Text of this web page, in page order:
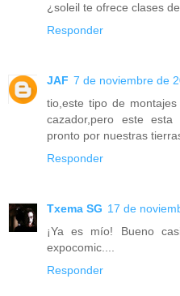
¿soleil te ofrece clases
Responder
JAF 7 de noviembre de
tio,este tipo de
cazador,pero este
pronto por nuestras
Responder
Txema SG 17 de
¡Ya es mío! Bueno
expocomic....
Responder